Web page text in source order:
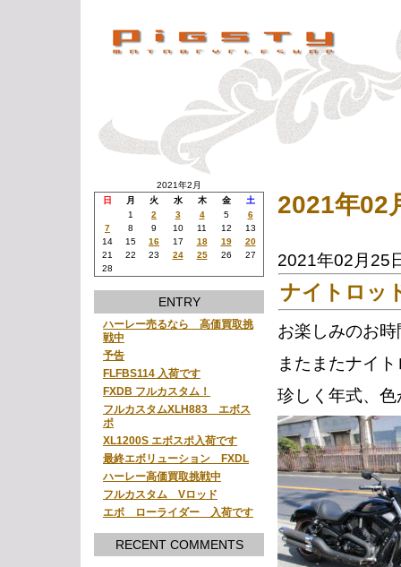
2021年2月
日
月 火 水 木 金
土
1
2 3 4 5
6
7
8 9 10 11 12
13
14
15 16 17 18 19
20
21
22 23 24 25 26
27
28
ENTRY
ハーレー売るなら 高価買取挑
戦中
予告
FLFBS114 入荷です
FXDB フルカスタム！
フルカスタムXLH883 エボス
ポ
XL1200S エボスポ入荷です
最終エボリューション FXDL
ハーレー高価買取挑戦中
フルカスタム Vロッド
エボ ローライダー 入荷です
RECENT COMMENTS
2021年02
2021年02月25
ナイトロッ
お楽しみのお
またまたナイ
珍しく年式、